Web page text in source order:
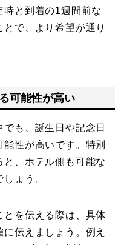
と到着の1週間前な
で、より希望が通り
可能性が高い
も、誕生日や記念日
性が高いです。特別
、ホテル側も可能な
ょう。
を伝える際は、具体
伝えましょう。例え